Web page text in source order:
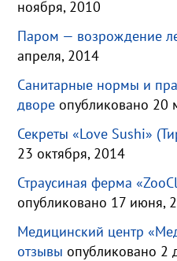
ноября, 2010
Паром — возрождение
апреля, 2014
Санитарные нормы и
дворе опубликовано 20
Секреты «Love Sushi»
23 октября, 2014
Страусиная ферма
опубликовано 17 июня,
Медицинский центр
отзывы опубликовано 2